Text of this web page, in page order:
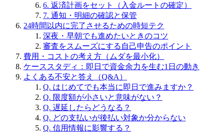
6. 返済計画をセット（入金ルートの確定）
7. 通知・明細の確認と保管
24時間以内に完了させるための時短テク
深夜・早朝でも進めたいときのコツ
審査をスムーズにする自己申告のポイント
費用・コストの考え方（ムダを最小化）
ケーススタディ：即日で資金余力を生む1日の動き
よくある不安と答え（Q&A）
Q. はじめてでも本当に即日で進みますか？
Q. 限度額が小さいと意味がない？
Q. 遅延したらどうなる？
Q. どの支払いが後払い対象か分からない
Q. 信用情報に影響する？